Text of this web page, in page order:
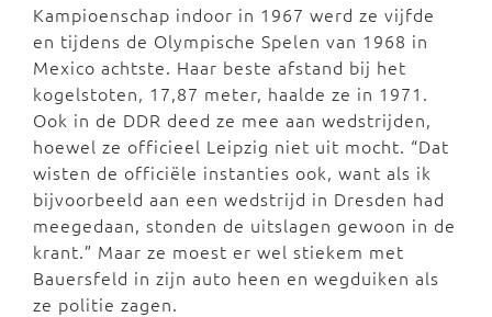
Kampioenschap indoor in 1967 werd ze vijfde
en tijdens de Olympische Spelen van 1968 in
Mexico achtste. Haar beste afstand bij het
kogelstoten, 17,87 meter, haalde ze in 1971.
Ook in de DDR deed ze mee aan wedstrijden,
hoewel ze officieel Leipzig niet uit mocht. “Dat
wisten de officiële instanties ook, want als ik
bijvoorbeeld aan een wedstrijd in Dresden had
meegedaan, stonden de uitslagen gewoon in de
krant.” Maar ze moest er wel stiekem met
Bauersfeld in zijn auto heen en wegduiken als
ze politie zagen.